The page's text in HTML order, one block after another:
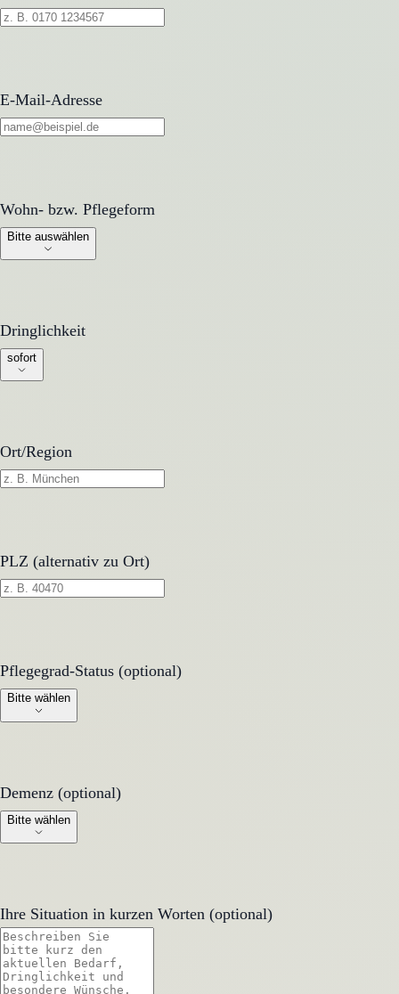
E-Mail-Adresse
Wohn- bzw. Pflegeform
Wohn- bzw. Pflegeform
Bitte auswählen
Dringlichkeit
Dringlichkeit
sofort
Ort/Region
PLZ (alternativ zu Ort)
Pflegegrad-Status (optional)
Pflegegrad-Status (optional)
Bitte wählen
Demenz (optional)
Demenz (optional)
Bitte wählen
Ihre Situation in kurzen Worten (optional)